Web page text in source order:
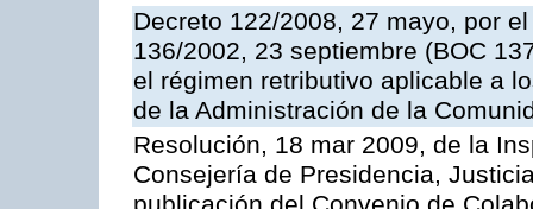
Decreto 122/2008, 27 mayo, por
136/2002, 23 septiembre (BOC
el régimen retributivo aplicable a
de la Administración de la
Resolución, 18 mar 2009, de la
Consejería de Presidencia,